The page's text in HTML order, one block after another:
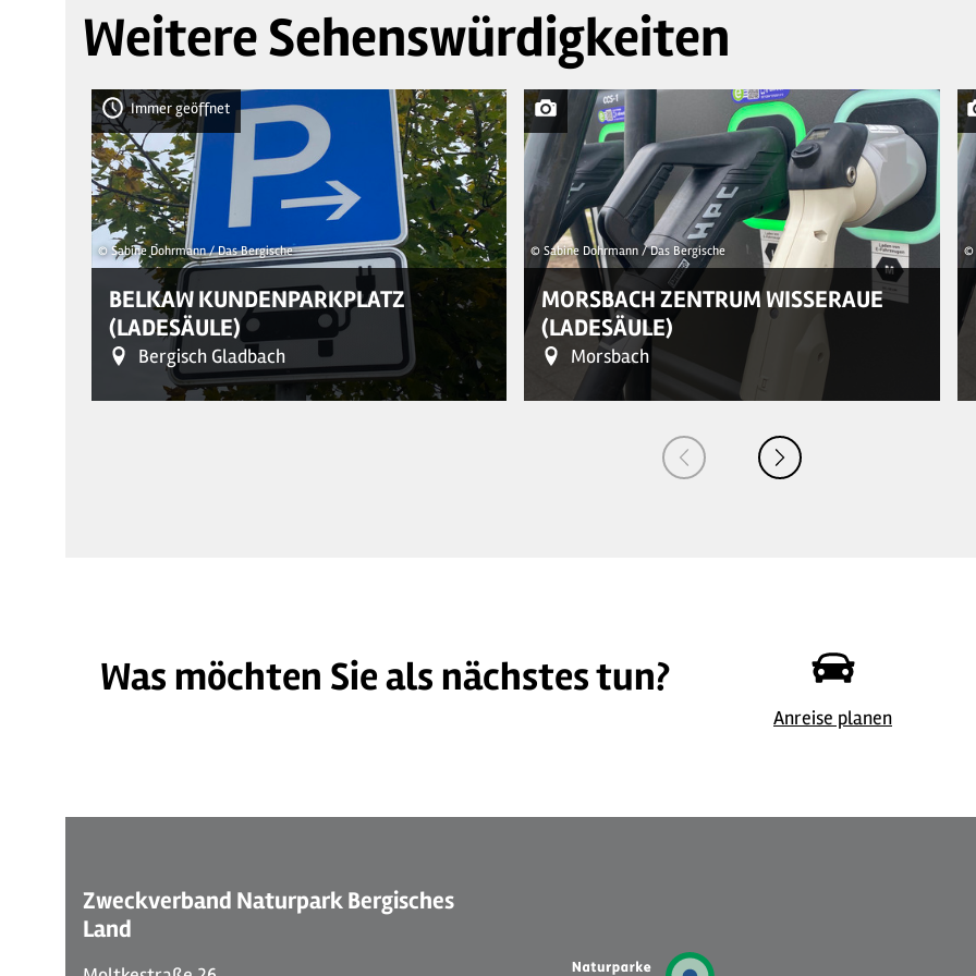
Weitere Sehenswürdigkeiten
Immer geöffnet
© Sabine Dohrmann / Das Bergische
BELKAW KUNDENPARKPLATZ
(LADESÄULE)
Bergisch Gladbach
| Sabine Dohrmann / Das Bergische
© Sabine Dohrmann / Das Bergische
MORSBACH ZENTRUM WISSERAUE
(LADESÄULE)
Morsbach
© | Sabine Dohrmann / Das Bergische
©
Was möchten Sie als nächstes tun?
Anreise planen
Zweckverband Naturpark Bergisches
Land